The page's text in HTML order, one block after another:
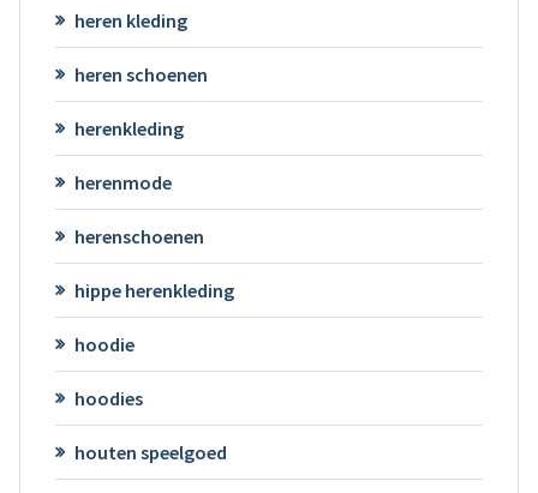
heren kleding
heren schoenen
herenkleding
herenmode
herenschoenen
hippe herenkleding
hoodie
hoodies
houten speelgoed